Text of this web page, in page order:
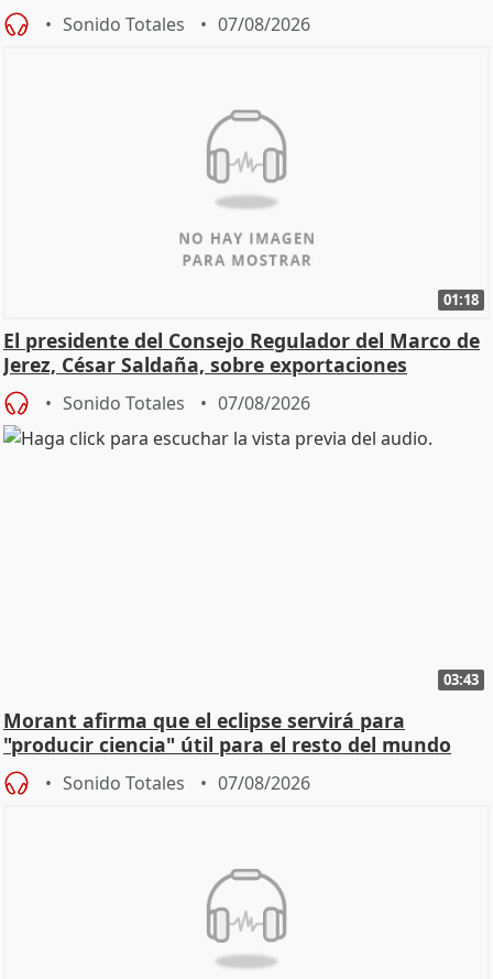
Sonido Totales 07/08/2026
01:18
El presidente del Consejo Regulador del Marco de
Jerez, César Saldaña, sobre exportaciones
Sonido Totales 07/08/2026
03:43
Morant afirma que el eclipse servirá para
"producir ciencia" útil para el resto del mundo
Sonido Totales 07/08/2026